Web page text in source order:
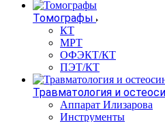
Томографы
КТ
МРТ
ОФЭКТ/КТ
ПЭТ/КТ
Травматология и
Аппарат Илизарова
Инструменты